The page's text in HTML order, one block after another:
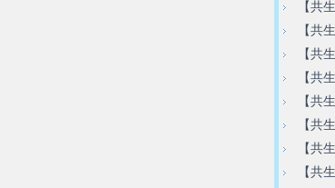
【共
【共
【共
【共
【共
【共
【共
【共